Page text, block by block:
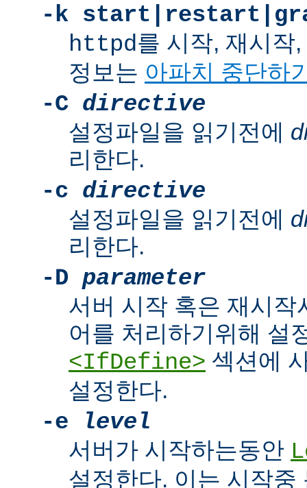
-k
httpd를 시작, 재시작
정보는 아파치 중단하
-C directive
설정파일을 읽기전에
리한다.
-c directive
설정파일을 읽기전에
리한다.
-D parameter
서버 시작 혹은 재시작
어를 처리하기위해 설
<IfDefine> 섹션에
설정한다.
-e
level
서버가 시작하는동안
설정한다. 이는 시작중